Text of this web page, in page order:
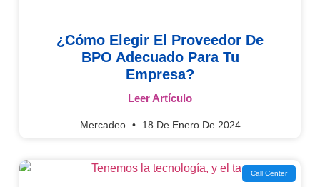
¿Cómo Elegir El Proveedor De
BPO Adecuado Para Tu
Empresa?
Leer Artículo
Mercadeo 18 De Enero De 2024
Call Center